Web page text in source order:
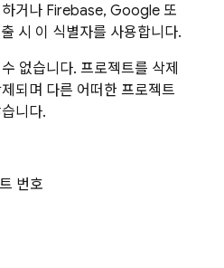
하거나 Firebase, Google 또
시 이 식별자를 사용합니다.
없습니다. 프로젝트를 삭제
되며 다른 어떠한 프로젝트
니다.
번호